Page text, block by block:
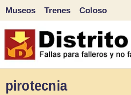
Saltar
al
Museos Trenes Coloso
pirotecnia